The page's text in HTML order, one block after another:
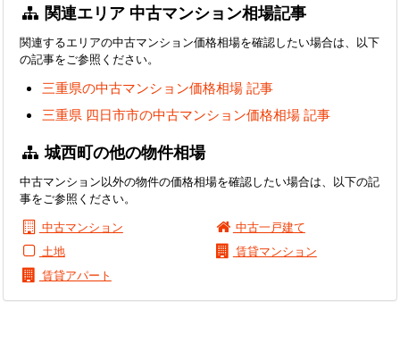
関連エリア 中古マンション相場記事
関連するエリアの中古マンション価格相場を確認したい場合は、以下
の記事をご参照ください。
三重県の中古マンション価格相場 記事
三重県 四日市市の中古マンション価格相場 記事
城西町の他の物件相場
中古マンション以外の物件の価格相場を確認したい場合は、以下の記
事をご参照ください。
中古マンション
中古一戸建て
土地
賃貸マンション
賃貸アパート